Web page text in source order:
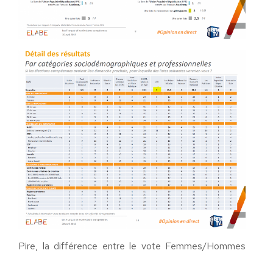
Pire, la différence entre le vote Femmes/Hommes